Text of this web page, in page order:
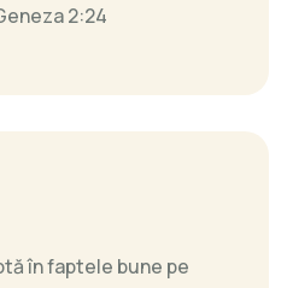
2:24
în faptele bune pe